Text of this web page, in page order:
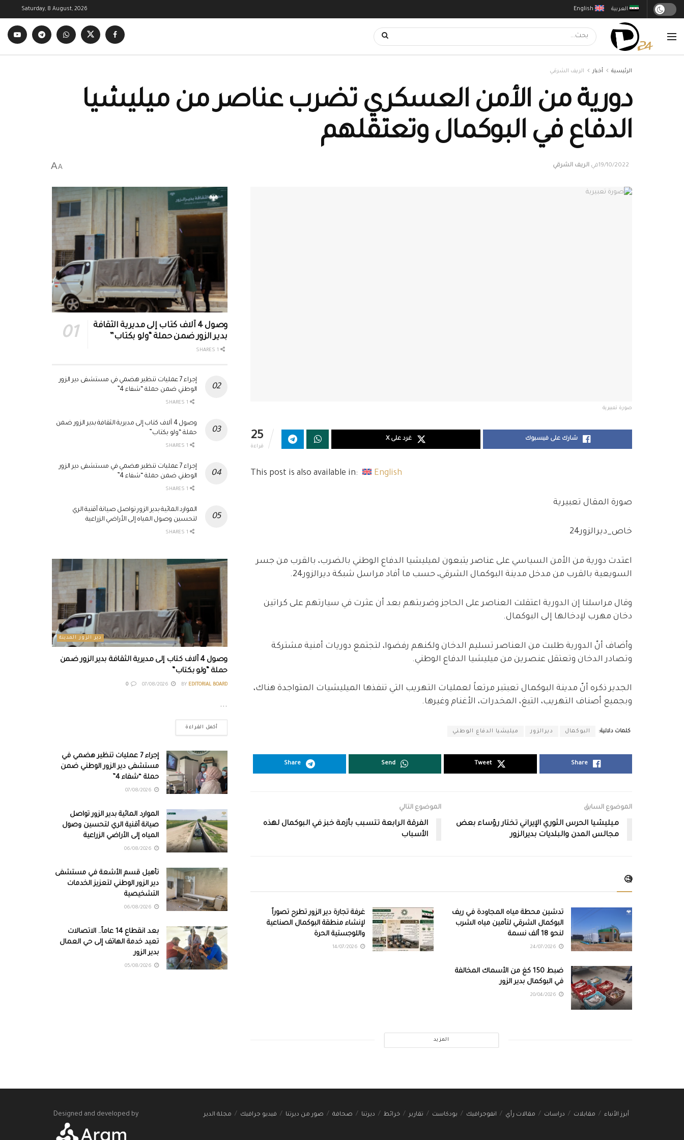
English العربية Saturday, 8 August, 2026
الرئيسية أخبار الريف الشرقي
دورية من الأمن العسكري تضرب عناصر من ميليشيا
الدفاع في البوكمال وتعتقلهم
19/10/2022 في الريف الشرقي A
A
صورة تعبيرية
25
قراءة
شارك على فيسبوك غرد على X
This post is also available in: English
صورة المقال تعبيرية
خاص_ديرالزور24
اعتدت دورية من الأمن السياسي على عناصر يتبعون لميليشيا الدفاع الوطني بالضرب، بالقرب من جسر
السويعية بالقرب من مدخل مدينة البوكمال الشرقي، حسب ما أفاد مراسل شبكة ديرالزور24.
وقال مراسلنا إن الدورية اعتقلت العناصر على الحاجز وضربتهم بعد أن عثرت في سيارتهم على كراتين
دخان مهرب لإدخالها إلى البوكمال.
وأضاف أنّ الدورية طلبت من العناصر تسليم الدخان ولكنهم رفضوا، لتجتمع دوريات أمنية مشتركة
وتصادر الدخان وتعتقل عنصرين من ميليشيا الدفاع الوطني.
الجدير ذكره أنّ مدينة البوكمال تعبتبر مرتعاً لعمليات التهريب التي تنفذها الميليشيات المتواجدة هناك،
وبجميع أصناف التهريب، التبغ، المخدرات، الأغنام وغيرها.
كلمات دلالية: البوكمال ديرالزور ميليشيا الدفاع الوطني
Share
Tweet
Send
Share
الموضوع السابق
ميليشيا الحرس الثوري الإيراني تختار رؤساء بعض
مجالس المدن والبلديات بديرالزور
الموضوع التالي
الفرقة الرابعة تتسبب بأزمة خبز في البوكمال لهذه
الأسباب
🧐
تدشين محطة مياه المجاودة في ريف
البوكمال الشرقي لتأمين مياه الشرب
لنحو 18 ألف نسمة
غرفة تجارة دير الزور تطرح تصوراً
لإنشاء منطقة البوكمال الصناعية
واللوجستية الحرة
ضبط 150 كغ من الأسماك المخالفة
في البوكمال بدير الزور
المزيد
وصول 4 آلاف كتاب إلى مديرية الثقافة
بدير الزور ضمن حملة “ولو بكتاب”
إجراء 7 عمليات تنظير هضمي في مستشفى دير الزور
الوطني ضمن حملة “شفاء 4”
وصول 4 آلاف كتاب إلى مديرية الثقافة بدير الزور ضمن
حملة “ولو بكتاب”
إجراء 7 عمليات تنظير هضمي في مستشفى دير الزور
الوطني ضمن حملة “شفاء 4”
الموارد المائية بدير الزور تواصل صيانة أقنية الري
لتحسين وصول المياه إلى الأراضي الزراعية
دير الزور المدينة
وصول 4 آلاف كتاب إلى مديرية الثقافة بدير الزور ضمن
حملة “ولو بكتاب”
BY EDITORIAL BOARD
0
...
أكمل القراءة
إجراء 7 عمليات تنظير هضمي في
مستشفى دير الزور الوطني ضمن
حملة “شفاء 4”
الموارد المائية بدير الزور تواصل
صيانة أقنية الري لتحسين وصول
المياه إلى الأراضي الزراعية
تأهيل قسم الأشعة في مستشفى
دير الزور الوطني لتعزيز الخدمات
التشخيصية
بعد انقطاع 14 عاماً.. الاتصالات
تعيد خدمة الهاتف إلى حي العمال
بدير الزور
أبرز الأنباء مقابلات دراسات مقالات رأي انفوجرافيك بودكاست تقارير خرائط ديرتنا صحافة صور من ديرتنا فيديو جرافيك مجلة الدير Designed and developed by